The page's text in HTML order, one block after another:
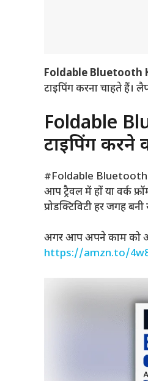
Foldable Bluetooth
टाइपिंग करना चाहते हैं।
Foldable
टाइपिंग करने
#Foldable Bluetooth
आप ट्रैवल में हों या वर्क
प्रोडक्टिविटी हर जगह बनी
अगर आप अपने काम को
https://amzn.to/